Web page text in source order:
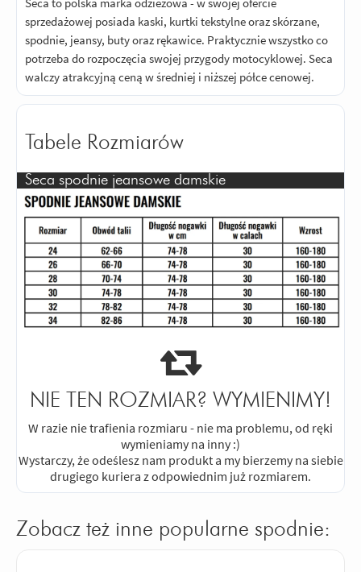
Seca to polska marka odzieżowa - w swojej ofercie
sprzedażowej posiada kaski, kurtki tekstylne oraz skórzane,
spodnie, jeansy, buty oraz rękawice. Praktycznie wszystko co
potrzeba do rozpoczęcia swojej przygody motocyklowej. Seca
walczy atrakcyjną ceną w średniej i niższej półce cenowej.
Tabele Rozmiarów
Seca spodnie jeansowe damskie
NIE TEN ROZMIAR? WYMIENIMY!
W razie nie trafienia rozmiaru - nie ma problemu, od ręki
wymieniamy na inny :)
Wystarczy, że odeślesz nam produkt a my bierzemy na siebie
drugiego kuriera z odpowiednim już rozmiarem.
Zobacz też inne popularne spodnie: